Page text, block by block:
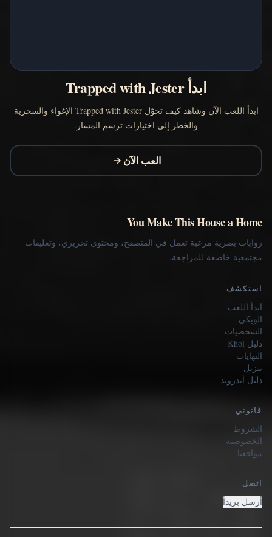
ابدأ Trapped with Jester
ابدأ اللعب الآن وشاهد كيف تحوّل Trapped with Jester الإغواء والسخرية
والخطر إلى اختيارات ترسم المسار.
العب الآن
You Make This House a Home
روايات بصرية مرعبة تعمل في المتصفح، ومحتوى تحريري، وتعليقات
مجتمعية خاضعة للمراجعة.
استكشف
ابدأ اللعب
الويكي
الشخصيات
دليل Khol
النهايات
تنزيل
دليل أندرويد
قانوني
الشروط
الخصوصية
مواقعنا
اتصل
أرسل بريداً